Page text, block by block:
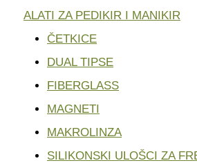
ALATI ZA PEDIKIR I MANIKIR
ČETKICE
DUAL TIPSE
FIBERGLASS
MAGNETI
MAKROLINZA
SILIKONSKI ULOŠCI ZA